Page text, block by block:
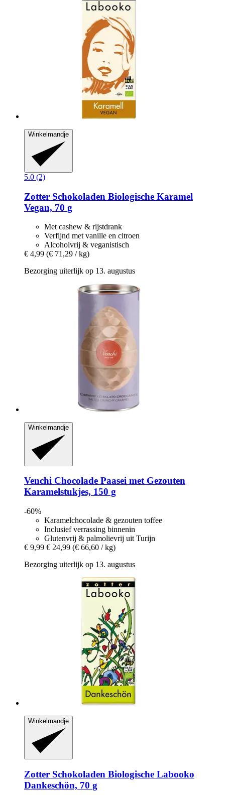
Winkelmandje
5.0 (2)
Zotter Schokoladen Biologische Karamel
Vegan, 70 g
Met cashew & rijstdrank
Verfijnd met vanille en citroen
Alcoholvrij & veganistisch
€ 4,99 (€ 71,29 / kg)
Bezorging uiterlijk op 13. augustus
Winkelmandje
Venchi Chocolade Paasei met Gezouten
Karamelstukjes, 150 g
-60%
Karamelchocolade & gezouten toffee
Inclusief verrassing binnenin
Glutenvrij & palmolievrij uit Turijn
€ 9,99 € 24,99 (€ 66,60 / kg)
Bezorging uiterlijk op 13. augustus
Winkelmandje
Zotter Schokoladen Biologische Labooko
Dankeschön, 70 g